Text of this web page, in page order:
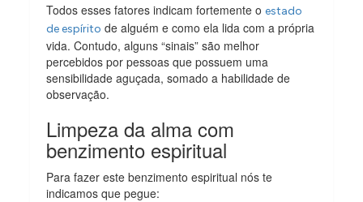
Todos esses fatores indicam fortemente oestado
de espírito de alguém e como ela lida com a própria
vida. Contudo, alguns “sinais” são melhor
percebidos por pessoas que possuem uma
sensibilidade aguçada, somado a habilidade de
observação.
Limpeza da alma com
benzimento espiritual
Para fazer este benzimento espiritual nós te
indicamos que pegue: